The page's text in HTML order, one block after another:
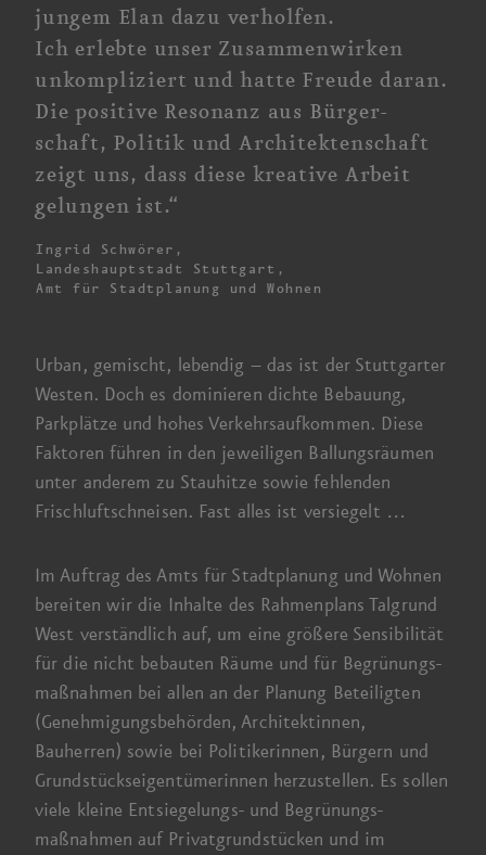
Urban, gemischt, lebendig –das ist der Stuttgarter
Westen. Doch es dominieren dichte Bebauung,
Parkplätze und hohes Verkehrs­aufkommen. Diese
Faktoren führen in den jeweiligen Ballungs­räumen
unter anderem zu Stauhitze sowie fehlenden
Frischluft­schneisen. Fast alles ist versiegelt …
Im Auftrag des Amts für Stadt­planung und Wohnen
bereiten wir die Inhalte des Rahmen­plans Talgrund
West verständlich auf, um eine größere Sensibilität
für die nicht bebauten Räume und für Begrünungs­
maßnahmen bei allen an der Planung Beteiligten
(Genehmigungs­behörden, Architektinnen,
Bauherren) sowie bei Politikerinnen, Bürgern und
Grundstücks­eigentümerinnen herzustellen. Es sollen
viele kleine Entsiegelungs- und Begrünungs­
maßnahmen auf Privat­grund­stücken und im
jungem Elan dazu verholfen.
Ich erlebte unser Zusammen­wirken
unkompliziert und hatte Freude daran.
Die positive Resonanz aus Bürger­
schaft, Politik und Architekten­schaft
zeigt uns, dass diese kreative Arbeit
gelungen ist.“
Ingrid Schwörer,
Landeshauptstadt Stuttgart,
Amt für Stadtplanung und Wohnen